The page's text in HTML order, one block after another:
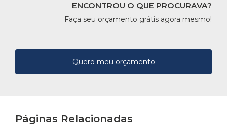
ENCONTROU O QUE PROCURAVA?
Faça seu orçamento grátis agora mesmo!
Quero meu orçamento
Páginas Relacionadas